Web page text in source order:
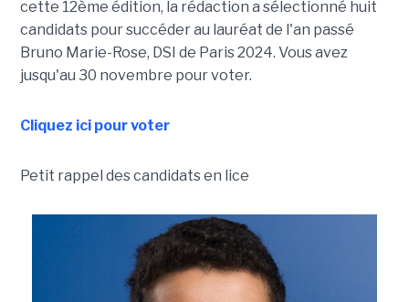
cette 12ème édition, la rédaction a sélectionné huit
candidats pour succéder au lauréat de l'an passé
Bruno Marie-Rose, DSI de Paris 2024. Vous avez
jusqu'au 30 novembre pour voter.
Cliquez ici pour voter
Petit rappel des candidats en lice